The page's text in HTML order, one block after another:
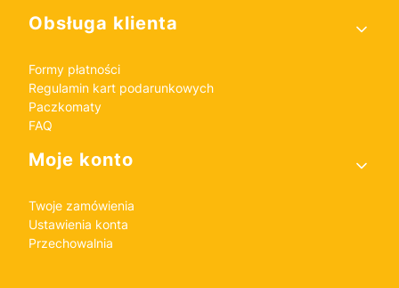
Obsługa klienta
Formy płatności
Regulamin kart podarunkowych
Paczkomaty
FAQ
Moje konto
Twoje zamówienia
Ustawienia konta
Przechowalnia